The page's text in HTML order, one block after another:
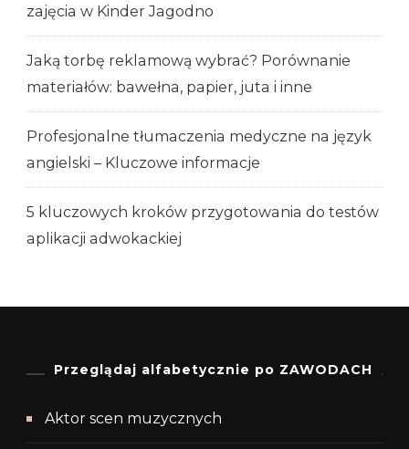
zajęcia w Kinder Jagodno
Jaką torbę reklamową wybrać? Porównanie
materiałów: bawełna, papier, juta i inne
Profesjonalne tłumaczenia medyczne na język
angielski – Kluczowe informacje
5 kluczowych kroków przygotowania do testów
aplikacji adwokackiej
Przeglądaj alfabetycznie po ZAWODACH
Aktor scen muzycznych